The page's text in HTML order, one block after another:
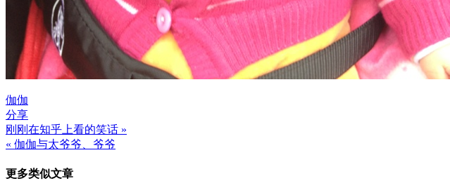
伽伽
分享
文
章
导
刚刚在知乎上看的笑话 »
« 伽伽与太爷爷、爷爷
更多类似文章